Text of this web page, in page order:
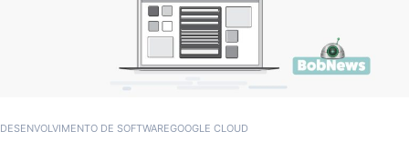
DESENVOLVIMENTO DE SOFTWAREGOOGLE CLOUD